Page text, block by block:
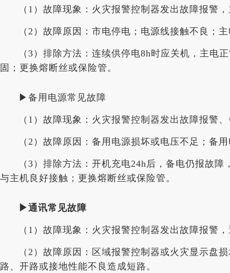
（1）故障现象：火灾报警控制器发出故障报警
（2）故障原因：市电停电；电源线接触不良；
（3）排除方法：连续供停电8h时应关机，主电
固；更换熔断丝或保险管。
▶备用电源常见故障
（1）故障现象：火灾报警控制器发出故障报警
（2）故障原因：备用电源损坏或电压不足；备
（3）排除方法：开机充电24h后，备电仍报故
与主机良好接触；更换熔断丝或保险管。
▶通讯常见故障
（1）故障现象：火灾报警控制器发出故障报警
（2）故障原因：区域报警控制器或火灾显示盘
路、开路或接地性能不良造成短路。